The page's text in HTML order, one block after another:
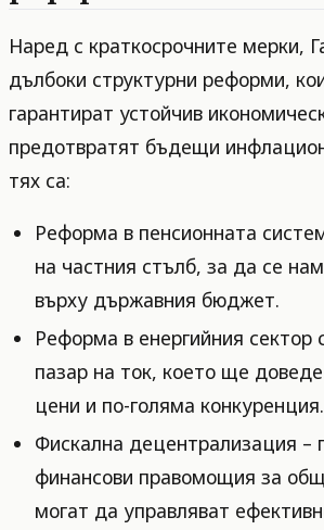
Наред с краткосрочните мерки,
дълбоки структурни реформи,
гарантират устойчив
предотвратят бъдещи
тях са:
Реформа в пенсионната
на частния стълб, за да се
върху държавния бюджет.
Реформа в енергийния сектор
пазар на ток, което ще
цени и по-голяма конкуренция.
Фискална децентрализация –
финансови правомощия за
могат да управляват